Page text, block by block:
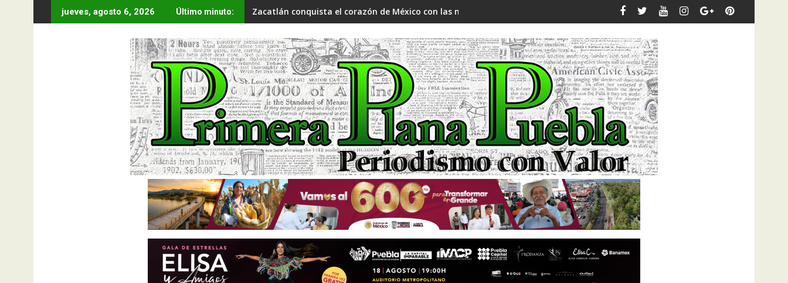
al
jueves, agosto 6, 2026 Último minuto: Zacatlán conquista el corazón de México con las manzanas monumentales